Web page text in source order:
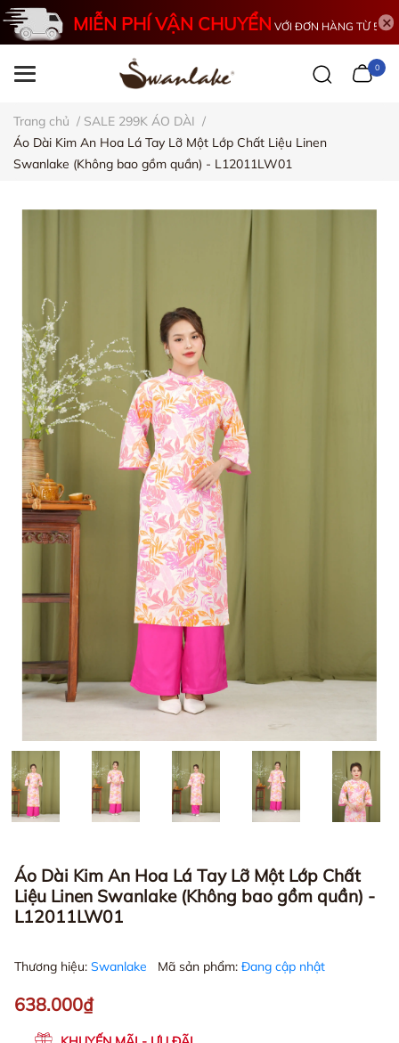
MIỄN PHÍ VẬN CHUYỂN VỚI ĐƠN HÀNG TỪ 500K
0
Trang chủ / SALE 299K ÁO DÀI /
Áo Dài Kim An Hoa Lá Tay Lỡ Một Lớp Chất Liệu Linen
Swanlake (Không bao gồm quần) - L12011LW01
Áo Dài Kim An Hoa Lá Tay Lỡ Một Lớp Chất
Liệu Linen Swanlake (Không bao gồm quần) -
L12011LW01
Thương hiệu: Swanlake Mã sản phẩm: Đang cập nhật
638.000₫